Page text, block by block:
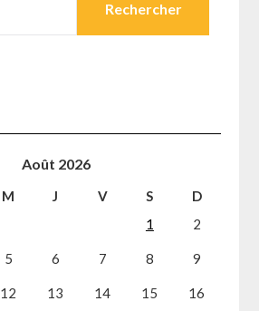
Août 2026
M J V S
D
1
2
5 6 7 8 9
12 13 14 15 16